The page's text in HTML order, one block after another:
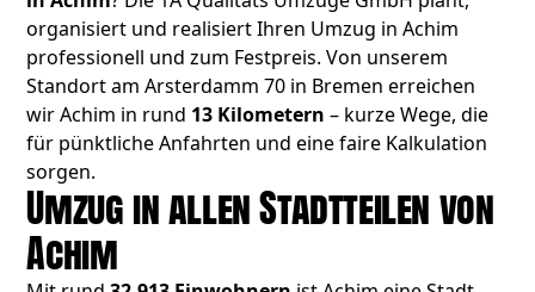
organisiert und realisiert Ihren Umzug in Achim
professionell und zum Festpreis. Von unserem
Standort am Arsterdamm 70 in Bremen erreichen
wir Achim in rund 13 Kilometern – kurze Wege, die
für pünktliche Anfahrten und eine faire Kalkulation
sorgen.
Umzug in allen Stadtteilen von
Achim